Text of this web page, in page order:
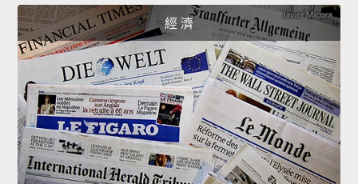
經 濟